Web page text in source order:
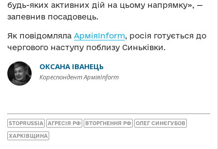
будь-яких активних дій на цьому напрямку», —
запевнив посадовець.
Як повідомляла АрміяInform, росія готується до
чергового наступу поблизу Синьківки.
ОКСАНА ІВАНЕЦЬ
Кореспондент АрміяInform
STOPRUSSIA АГРЕСІЯ РФ ВТОРГНЕННЯ РФ ОЛЕГ СИНЄГУБОВ
ХАРКІВЩИНА